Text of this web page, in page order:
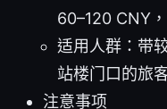
60–120 CNY
适用人群：带
站楼门口的旅
注意事项